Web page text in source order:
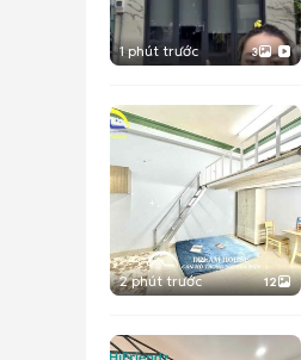
1 phút trước 3
2 phút trước 12